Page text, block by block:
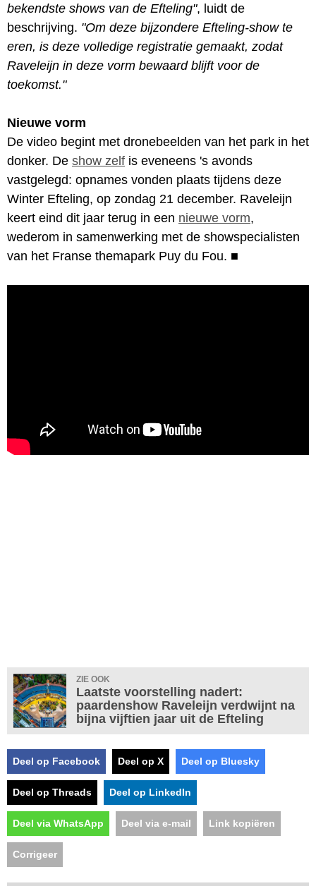
bekendste shows van de Efteling", luidt de
beschrijving. "Om deze bijzondere Efteling-show te
eren, is deze volledige registratie gemaakt, zodat
Raveleijn in deze vorm bewaard blijft voor de
toekomst."
Nieuwe vorm
De video begint met dronebeelden van het park in het
donker. De show zelf is eveneens 's avonds
vastgelegd: opnames vonden plaats tijdens deze
Winter Efteling, op zondag 21 december. Raveleijn
keert eind dit jaar terug in een nieuwe vorm,
wederom in samenwerking met de showspecialisten
van het Franse themapark Puy du Fou. ■
ZIE OOK
Laatste voorstelling nadert:
paardenshow Raveleijn verdwijnt na
bijna vijftien jaar uit de Efteling
Deel op Facebook Deel op X Deel op Bluesky
Deel op Threads Deel op LinkedIn
Deel via WhatsApp Deel via e-mail Link kopiëren
Corrigeer